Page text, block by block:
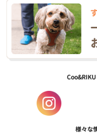
様々な